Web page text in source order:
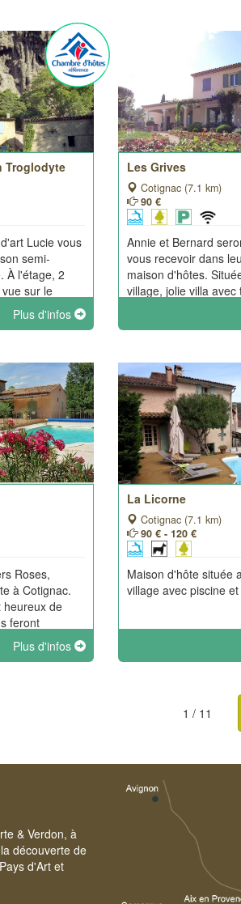
Troglodyte
Lucie vous
semi-
À l'étage, 2
sur le
une alcôve
Exposition
Plus d'infos
Les Grives
Cotignac (7.1 km)
90 €
Annie et Bernard
vous recevoir dans
maison d'hôtes.
village, jolie villa avec
ombragée, jardin
une belle piscine sur
Roses,
à Cotignac.
heureux de
feront
dans cette
sa diversité :
Plus d'infos
La Licorne
Cotignac (7.1 km)
90 € - 120 €
Maison d'hôte située
village avec piscine
1 / 11
& Verdon, à
découverte de
d'Art et